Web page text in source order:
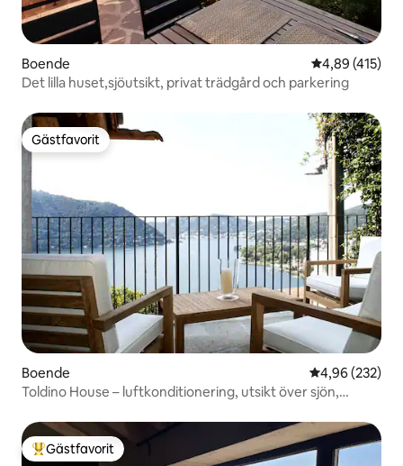
Boende 4,89 av 5 i
4,89 (415)
Det lilla huset,sjöutsikt, privat trädgård och parkering
Gästfavorit
Gästfavorit
Boende 4,96 av 5 i
4,96 (232)
Toldino House – luftkonditionering, utsikt över sjön,
Populär gästfavorit
Gästfavorit